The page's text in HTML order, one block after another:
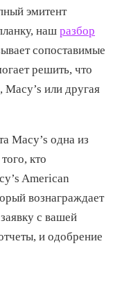
эмитент
наш разбор
сопоставимые
решить, что
Macy’s или другая
Macy’s одна из
кто
American
вознаграждает
с вашей
и одобрение